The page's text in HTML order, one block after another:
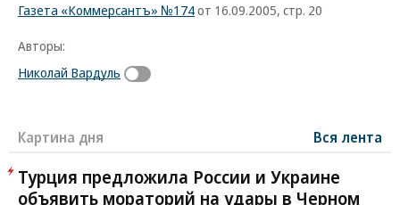
Газета «Коммерсантъ» №174от 16.09.2005, стр. 20
Авторы:
Николай Вардуль
Картина дня Вся лента
Турция предложила России и Украине
объявить мораторий на удары в Черном